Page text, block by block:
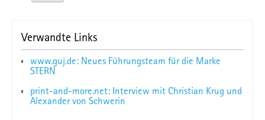
Verwandte Links
www.guj.de: Neues Führungsteam für die Marke
STERN
print-and-more.net: Interview mit Christian Krug und
Alexander von Schwerin